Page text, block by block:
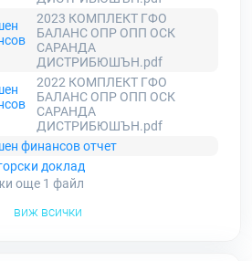
2023 КОМПЛЕКТ ГФО
БАЛАНС ОПР ОПП ОСК
САРАНДА
ДИСТРИБЮШЪН.pdf
2022 КОМПЛЕКТ ГФО
БАЛАНС ОПР ОПП ОСК
САРАНДА
ДИСТРИБЮШЪН.pdf
финансов отчет
доклад
още 1 файл
виж всички